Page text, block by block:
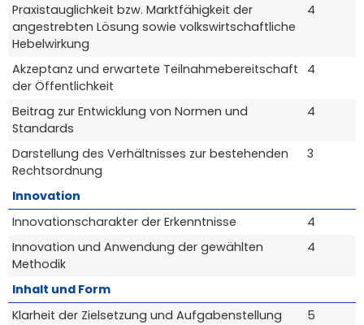
Praxistauglichkeit bzw. Marktfähigkeit der
angestrebten Lösung sowie volkswirtschaftliche
Hebelwirkung
4
Akzeptanz und erwartete Teilnahmebereitschaft
der Öffentlichkeit
4
Beitrag zur Entwicklung von Normen und
Standards
4
Darstellung des Verhältnisses zur bestehenden
Rechtsordnung
3
Innovation
Innovationscharakter der Erkenntnisse
4
Innovation und Anwendung der gewählten
Methodik
4
Inhalt und Form
Klarheit der Zielsetzung und Aufgabenstellung
5